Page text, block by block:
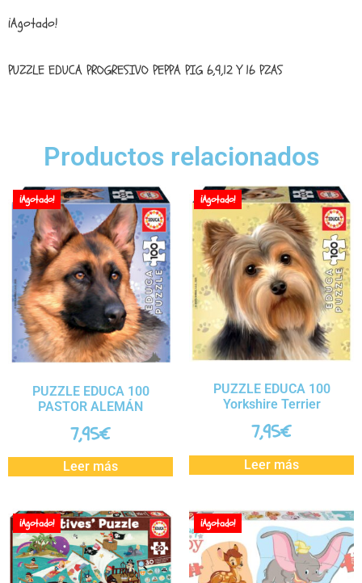
¡Agotado!
PUZZLE EDUCA PROGRESIVO PEPPA PIG 6,9,12 Y 16 PZAS
Productos relacionados
¡Agotado!
PUZZLE EDUCA 100
PASTOR ALEMÁN
7,95€
Leer más
¡Agotado!
PUZZLE EDUCA 100
Yorkshire Terrier
7,95€
Leer más
¡Agotado! ¡Agotado!